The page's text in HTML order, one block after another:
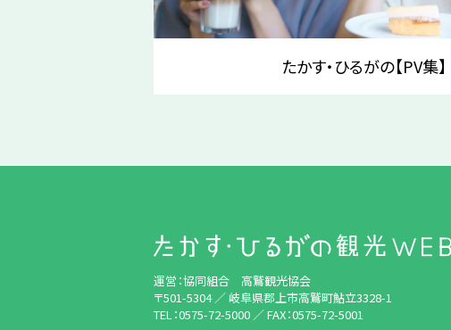
たかす・ひるがの【PV集】
運営：協同組合 高鷲観光協会
〒501-5304 ／ 岐阜県郡上市高鷲町鮎立3328-1
TEL：0575-72-5000 ／FAX：0575-72-5001